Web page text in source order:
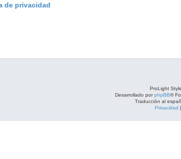
de privacidad
ProLight
Desarrollado porphpBB®
Traducción al
Privacidad |